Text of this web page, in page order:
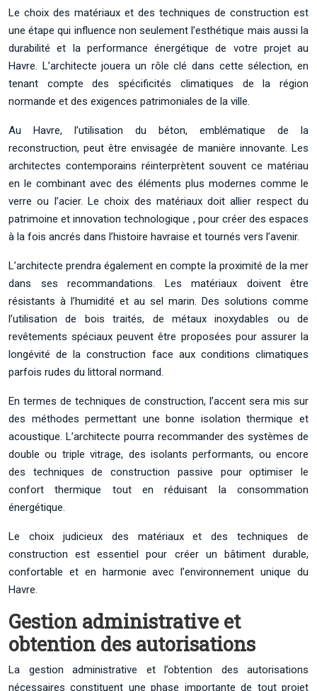
Le choix des matériaux et des techniques de construction est
une étape qui influence non seulement l’esthétique mais aussi la
durabilité et la performance énergétique de votre projet au
Havre. L’architecte jouera un rôle clé dans cette sélection, en
tenant compte des spécificités climatiques de la région
normande et des exigences patrimoniales de la ville.
Au Havre, l’utilisation du béton, emblématique de la
reconstruction, peut être envisagée de manière innovante. Les
architectes contemporains réinterprètent souvent ce matériau
en le combinant avec des éléments plus modernes comme le
verre ou l’acier. Le choix des matériaux doit allier respect du
patrimoine et innovation technologique , pour créer des espaces
à la fois ancrés dans l’histoire havraise et tournés vers l’avenir.
L’architecte prendra également en compte la proximité de la mer
dans ses recommandations. Les matériaux doivent être
résistants à l’humidité et au sel marin. Des solutions comme
l’utilisation de bois traités, de métaux inoxydables ou de
revêtements spéciaux peuvent être proposées pour assurer la
longévité de la construction face aux conditions climatiques
parfois rudes du littoral normand.
En termes de techniques de construction, l’accent sera mis sur
des méthodes permettant une bonne isolation thermique et
acoustique. L’architecte pourra recommander des systèmes de
double ou triple vitrage, des isolants performants, ou encore
des techniques de construction passive pour optimiser le
confort thermique tout en réduisant la consommation
énergétique.
Le choix judicieux des matériaux et des techniques de
construction est essentiel pour créer un bâtiment durable,
confortable et en harmonie avec l’environnement unique du
Havre.
Gestion administrative et
obtention des autorisations
La gestion administrative et l’obtention des autorisations
nécessaires constituent une phase importante de tout projet